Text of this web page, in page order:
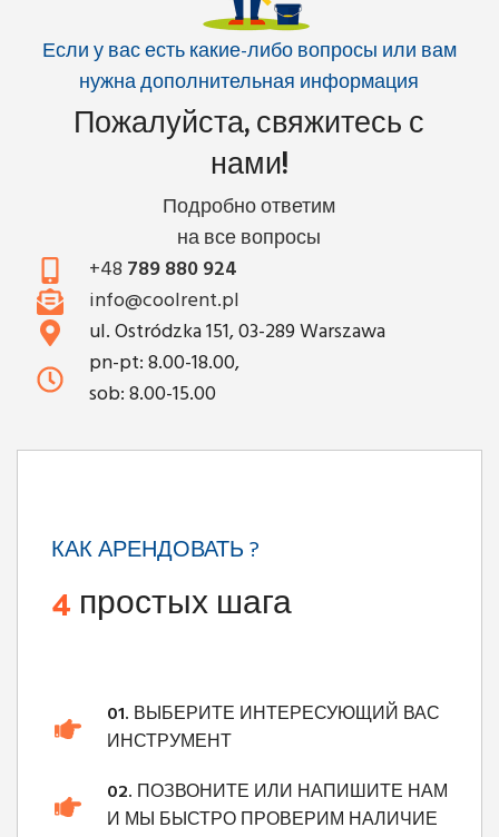
Если у вас есть какие-либо вопросы или вам
нужна дополнительная информация
Пожалуйста, свяжитесь с
нами!
Подробно ответим
на все вопросы
+48 789 880 924
info@coolrent.pl
ul. Ostródzka 151, 03-289 Warszawa
pn-pt: 8.00-18.00,
sob: 8.00-15.00
КАК АРЕНДОВАТЬ ?
4простых шага
01. ВЫБЕРИТЕ ИНТЕРЕСУЮЩИЙ ВАС
ИНСТРУМЕНТ
02. ПОЗВОНИТЕ ИЛИ НАПИШИТЕ НАМ
И МЫ БЫСТРО ПРОВЕРИМ НАЛИЧИЕ